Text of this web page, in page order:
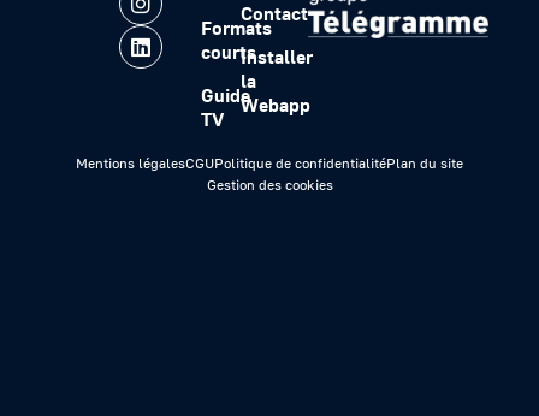
Formats
courts
Guide
TV
Contact
Installer
la
Webapp
Mentions légalesCGUPolitique de confidentialitéPlan du site
Gestion des cookies